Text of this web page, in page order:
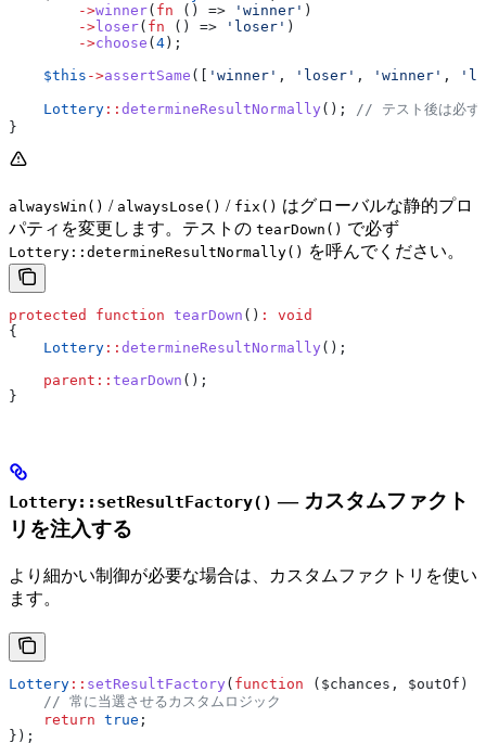
        ->
winner( fn () => 'winner' )
        ->
loser( fn () => 'loser' )
        ->
choose (4);
    $this
->assertSame ([ 'winner' , 'loser' , 'winner' ,
    Lottery
:: determineResultNormally ();
// テスト後は必ず
}
alwaysWin() / alwaysLose() / fix() はグローバルな静的プロ
パティを変更します。テストの tearDown() で必ず
Lottery::determineResultNormally() を呼んでください。
protected function tearDown () :
void
{
    Lottery
:: determineResultNormally ();
    parent
:: tearDown ();
}
Lottery::setResultFactory() — カスタムファクト
リを注入する
より細かい制御が必要な場合は、カスタムファクトリを使い
ます。
Lottery :: setResultFactory ( function ( $chances , $outOf ) {
    // 常に当選させるカスタムロジック
    return
true ;
});